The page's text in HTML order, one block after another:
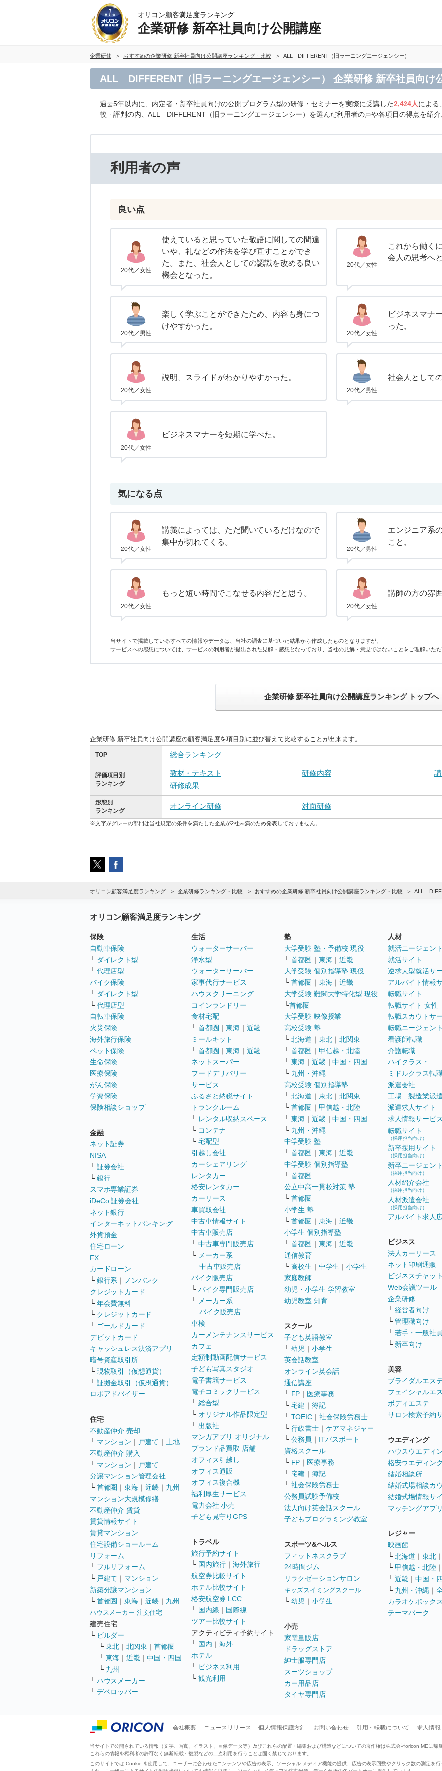
オリコン顧客満足度ランキング
企業研修 新卒社員向け公開講座
企業研修 おすすめの企業研修 新卒社員向け公開講座ランキング・比較 ALL DIFFERENT（旧ラーニングエージェンシー）
ALL DIFFERENT（旧ラーニングエージェンシー） 企業研修 新卒社員向け
過去5年以内に、内定者・新卒社員向けの公開プログラム型の研修・セミナーを実際に受講した2,424人による
較・評判の内、ALL DIFFERENT（旧ラーニングエージェンシー）を選んだ利用者の声や各項目の得点を紹介
利用者の声
良い点
20代／女性
使えていると思っていた敬語に関しての間違
いや、礼などの作法を学び直すことができ
た。また、社会人としての認識を改める良い
機会となった。
20代／女性
これから働く
会人の思考へ
20代／男性
楽しく学ぶことができたため、内容も身につ
けやすかった。
20代／女性
ビジネスマナ
った。
20代／女性
説明、スライドがわかりやすかった。
20代／男性
社会人として
20代／女性
ビジネスマナーを短期に学べた。
気になる点
20代／女性
講義によっては、ただ聞いているだけなので
集中が切れてくる。
20代／男性
エンジニア系
こと。
20代／女性
もっと短い時間でこなせる内容だと思う。
20代／女性
講師の方の雰
当サイトで掲載しているすべての情報やデータは、当社の調査に基づいた結果から作成したものとなりますが、
サービスへの感想については、サービスの利用者が提出された見解・感想となっており、当社の見解・意見ではないことをご理解いた
企業研修 新卒社員向け公開講座ランキング トップへ
企業研修 新卒社員向け公開講座の顧客満足度を項目別に並び替えて比較することが出来ます。
TOP 総合ランキング
評価項目別
ランキング
教材・テキスト 研修内容
研修成果
形態別
ランキング
オンライン研修 対面研修
※文字がグレーの部門は当社規定の条件を満たした企業が2社未満のため発表しておりません。
オリコン顧客満足度ランキング 企業研修ランキング・比較 おすすめの企業研修 新卒社員向け公開講座ランキング・比較 ALL
オリコン顧客満足度ランキング
保険
自動車保険
└ ダイレクト型
└ 代理店型
バイク保険
└ ダイレクト型
└ 代理店型
自転車保険
火災保険
海外旅行保険
ペット保険
生命保険
医療保険
がん保険
学資保険
保険相談ショップ
金融
ネット証券
NISA
└ 証券会社
└ 銀行
スマホ専業証券
iDeCo 証券会社
ネット銀行
インターネットバンキング
外貨預金
住宅ローン
FX
カードローン
└ 銀行系 ｜
ノンバンク
クレジットカード
└ 年会費無料
└ クレジットカード
└ ゴールドカード
デビットカード
キャッシュレス決済アプリ
暗号資産取引所
└ 現物取引（仮想通貨）
└ 証拠金取引（仮想通貨）
ロボアドバイザー
住宅
不動産仲介 売却
└ マンション ｜ 戸建て ｜ 土地
不動産仲介 購入
└ マンション ｜ 戸建て
分譲マンション管理会社
└ 首都圏 ｜ 東海 ｜ 近畿 ｜ 九州
マンション大規模修繕
不動産仲介 賃貸
賃貸情報サイト
賃貸マンション
住宅設備ショールーム
リフォーム
└ フルリフォーム
└ 戸建て ｜ マンション
新築分譲マンション
└ 首都圏 ｜ 東海 ｜ 近畿 ｜ 九州
ハウスメーカー 注文住宅
建売住宅
└ ビルダー
└ 東北 ｜ 北関東 ｜ 首都圏
└ 東海 ｜ 近畿 ｜ 中国・四国
└ 九州
└ ハウスメーカー
└ デベロッパー
生活
ウォーターサーバー
浄水型
ウォーターサーバー
家事代行サービス
ハウスクリーニング
コインランドリー
食材宅配
└ 首都圏 ｜ 東海 ｜ 近畿
ミールキット
└ 首都圏 ｜ 東海 ｜ 近畿
ネットスーパー
フードデリバリー
サービス
ふるさと納税サイト
トランクルーム
└ レンタル収納スペース
└ コンテナ
└ 宅配型
引越し会社
カーシェアリング
レンタカー
格安レンタカー
カーリース
車買取会社
中古車情報サイト
中古車販売店
└ 中古車専門販売店
└ メーカー系
中古車販売店
バイク販売店
└ バイク専門販売店
└ メーカー系
バイク販売店
車検
カーメンテナンスサービス
カフェ
定額制動画配信サービス
子ども写真スタジオ
電子書籍サービス
電子コミックサービス
└ 総合型
└ オリジナル作品限定型
└ 出版社
マンガアプリ オリジナル
ブランド品買取 店舗
オフィス引越し
オフィス通販
オフィス複合機
福利厚生サービス
電力会社 小売
子ども見守りGPS
トラベル
旅行予約サイト
└ 国内旅行 ｜ 海外旅行
航空券比較サイト
ホテル比較サイト
格安航空券 LCC
└ 国内線 ｜ 国際線
ツアー比較サイト
アクティビティ予約サイト
└ 国内 ｜ 海外
ホテル
└ ビジネス利用
└ 観光利用
塾
大学受験 塾・予備校 現役
└ 首都圏 ｜ 東海 ｜ 近畿
大学受験 個別指導塾 現役
└ 首都圏 ｜ 東海 ｜ 近畿
大学受験 難関大学特化型 現役
└首都圏
大学受験 映像授業
高校受験 塾
└ 北海道 ｜ 東北 ｜ 北関東
└ 首都圏 ｜ 甲信越・北陸
└ 東海 ｜ 近畿 ｜ 中国・四国
└ 九州・沖縄
高校受験 個別指導塾
└ 北海道 ｜ 東北 ｜ 北関東
└ 首都圏 ｜ 甲信越・北陸
└ 東海 ｜ 近畿 ｜ 中国・四国
└ 九州・沖縄
中学受験 塾
└ 首都圏 ｜ 東海 ｜ 近畿
中学受験 個別指導塾
└ 首都圏
公立中高一貫校対策 塾
└ 首都圏
小学生 塾
└ 首都圏 ｜ 東海 ｜ 近畿
小学生 個別指導塾
└ 首都圏 ｜ 東海 ｜ 近畿
通信教育
└ 高校生 ｜ 中学生 ｜ 小学生
家庭教師
幼児・小学生 学習教室
幼児教室 知育
スクール
子ども英語教室
└ 幼児 ｜ 小学生
英会話教室
オンライン英会話
通信講座
└ FP ｜ 医療事務
└ 宅建 ｜ 簿記
└ TOEIC ｜ 社会保険労務士
└ 行政書士 ｜ ケアマネジャー
└ 公務員 ｜ ITパスポート
資格スクール
└ FP ｜ 医療事務
└ 宅建 ｜ 簿記
└ 社会保険労務士
公務員試験予備校
法人向け英会話スクール
子どもプログラミング教室
スポーツ&ヘルス
フィットネスクラブ
24時間ジム
リラクゼーションサロン
キッズスイミングスクール
└ 幼児 ｜ 小学生
小売
家電量販店
ドラッグストア
紳士服専門店
スーツショップ
カー用品店
タイヤ専門店
人材
就活エージェン
就活サイト
逆求人型就活サ
アルバイト情報
転職サイト
転職サイト 女性
転職スカウトサ
転職エージェン
看護師転職
介護転職
ハイクラス・
ミドルクラス転
派遣会社
工場・製造業派
派遣求人サイト
求人情報サービ
転職サイト
（採用担当向け）
新卒採用サイト
（採用担当向け）
新卒エージェン
（採用担当向け）
人材紹介会社
（採用担当向け）
人材派遣会社
（採用担当向け）
アルバイト求人
ビジネス
法人カーリース
ネット印刷通販
ビジネスチャッ
Web会議ツール
企業研修
└ 経営者向け
└ 管理職向け
└ 若手・一般社
└ 新卒向け
美容
ブライダルエス
フェイシャルエ
ボディエステ
サロン検索予約
ウエディング
ハウスウエディ
格安ウエディン
結婚相談所
結婚式場相談カ
結婚式場情報サ
マッチングアプ
レジャー
映画館
└ 北海道 ｜ 東北
└ 甲信越・北陸
└ 近畿 ｜ 中国・
└ 九州・沖縄 ｜
カラオケボック
テーマパーク
会社概要 ニュースリリース 個人情報保護方針 お問い合わせ 引用・転載について 求人情報
当サイトで公開されている情報（文字、写真、イラスト、画像データ等）及びこれらの配置・編集および構造などについての著作権は株式会社oricon MEに帰
これらの情報を権利者の許可なく無断転載・複製などの二次利用を行うことは固く禁じております。
このサイトでは Cookie を使用して、ユーザーに合わせたコンテンツや広告の表示、ソーシャル メディア機能の提供、広告の表示回数やクリック数の測定を行